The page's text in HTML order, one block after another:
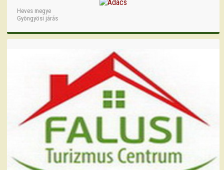
Heves megye
Gyöngyösi járás